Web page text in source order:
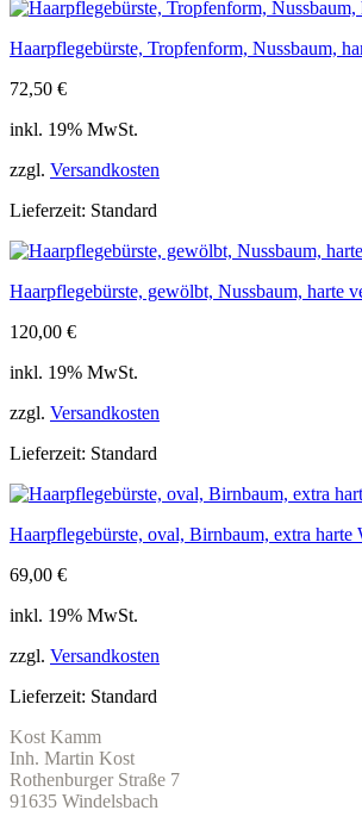
Haarpflegebürste, Tropfenform, Nussbaum,
72,50 €
inkl. 19% MwSt.
zzgl. Versandkosten
Lieferzeit: Standard
Haarpflegebürste, gewölbt, Nussbaum, harte
120,00 €
inkl. 19% MwSt.
zzgl. Versandkosten
Lieferzeit: Standard
Haarpflegebürste, oval, Birnbaum, extra
69,00 €
inkl. 19% MwSt.
zzgl. Versandkosten
Lieferzeit: Standard
Kost Kamm
Inh. Martin Kost
Rothenburger Straße 7
91635 Windelsbach